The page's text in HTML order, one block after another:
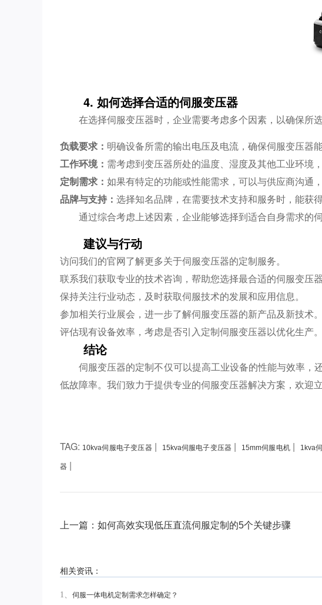
4. 如何选择合适的伺服变压器
在选择伺服变压器时，企业需要考虑多个因素，以确保所
负载要求： 明确设备所需的输出电压及电流，确保伺服变压器
工作环境： 需考虑到变压器所处的温度、湿度及其他工业环境
定制需求： 如果有特定的功能或性能需求，可以与供应商沟通
品牌与支持： 选择知名品牌，在需要技术支持和服务时，能获得
通过综合考虑上述因素，企业能够选择到适合自身需求的
建议与行动
访问我们的官网了解更多关于伺服变压器的定制服务。
联系我们获取专业的技术咨询，帮助您选择最合适的伺服变压器
保持关注行业动态，及时获取伺服技术的发展和应用信息。
参加相关行业展会，进一步了解伺服变压器的新产品及新技术。
评估现有设备效率，考虑是否引入定制伺服变压器以优化生产。
结论
伺服变压器的定制不仅可以提高工业设备的性能与效率
低故障率。我们致力于提供专业的伺服变压器解决方案，欢迎
TAG: 10kva伺服电子变压器| 15kva伺服电子变压器 | 15mm伺服电机| 1kva
器 |
上一篇：如何高效实现低压直流伺服定制的5个关键步骤
相关资讯：
1、 伺服一体电机定制需求怎样确定？